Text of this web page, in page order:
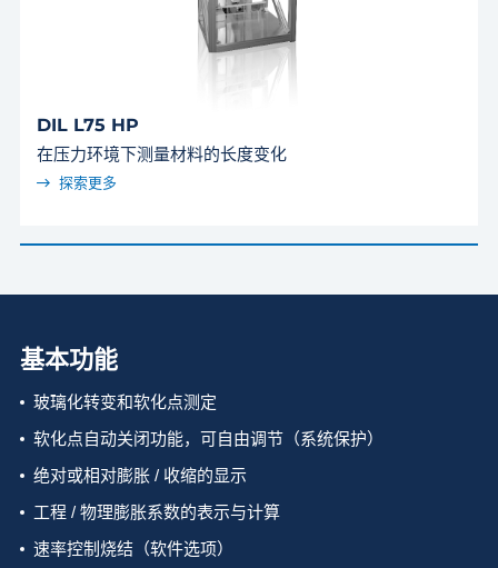
DIL L75 HP
在压力环境下测量材料的长度变化
探索更多
基本功能
玻璃化转变和软化点测定
软化点自动关闭功能，可自由调节（系统保护）
绝对或相对膨胀 / 收缩的显示
工程 / 物理膨胀系数的表示与计算
速率控制烧结（软件选项）